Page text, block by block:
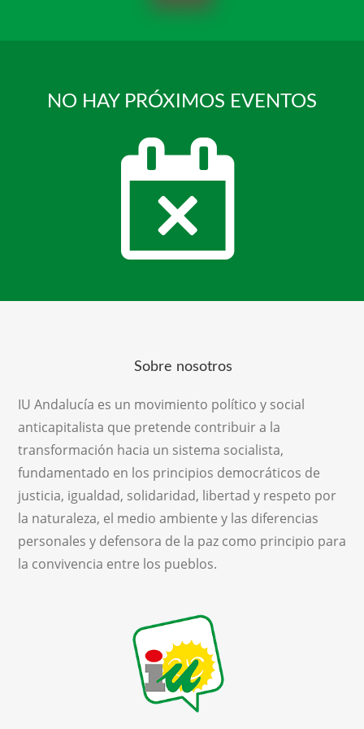
NO HAY PRÓXIMOS EVENTOS
Sobre nosotros
IU Andalucía es un movimiento político y social
anticapitalista que pretende contribuir a la
transformación hacia un sistema socialista,
fundamentado en los principios democráticos de
justicia, igualdad, solidaridad, libertad y respeto por
la naturaleza, el medio ambiente y las diferencias
personales y defensora de la paz como principio para
la convivencia entre los pueblos.